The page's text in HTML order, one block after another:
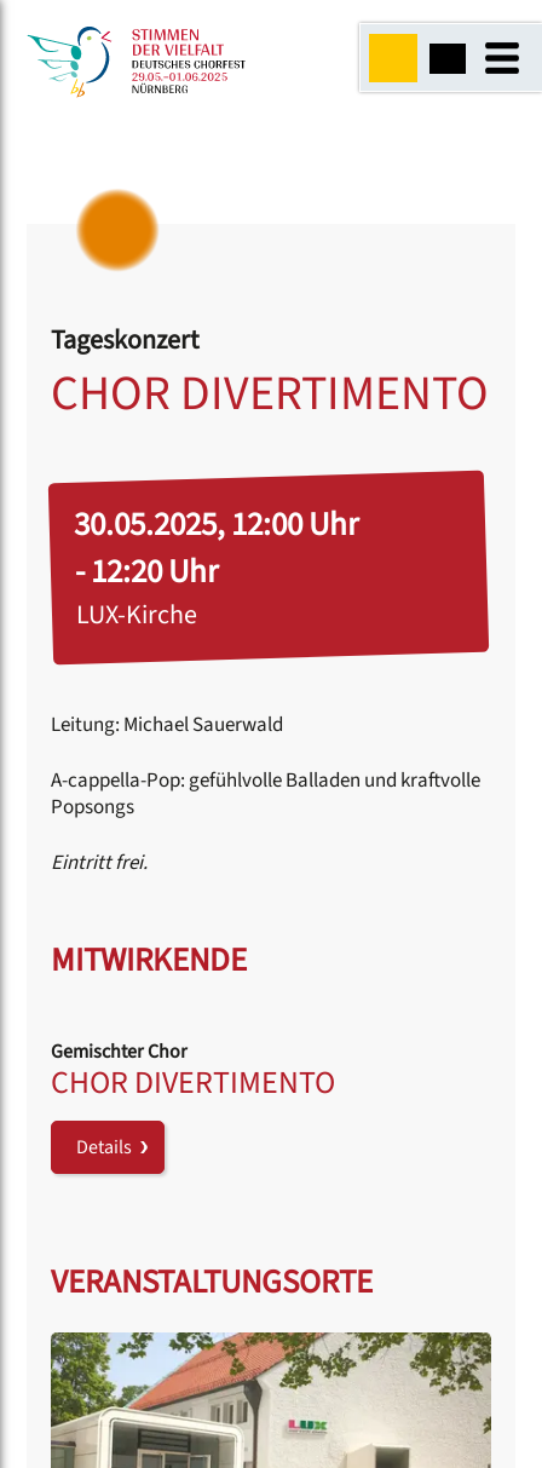
Tageskonzert
CHOR DIVERTIMENTO
30.05.2025, 12:00 Uhr
- 12:20 Uhr
LUX-Kirche
Leitung: Michael Sauerwald
A-cappella-Pop: gefühlvolle Balladen und kraftvolle
Popsongs
Eintritt frei.
MITWIRKENDE
Gemischter Chor
CHOR DIVERTIMENTO
Details
VERANSTALTUNGSORTE